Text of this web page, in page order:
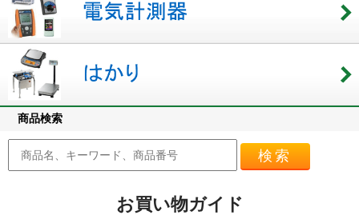
商品検索
検索
お買い物ガイド